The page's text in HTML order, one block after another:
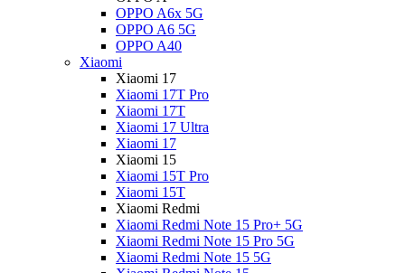
OPPO A6x 5G
OPPO A6 5G
OPPO A40
Xiaomi
Xiaomi 17
Xiaomi 17T Pro
Xiaomi 17T
Xiaomi 17 Ultra
Xiaomi 17
Xiaomi 15
Xiaomi 15T Pro
Xiaomi 15T
Xiaomi Redmi
Xiaomi Redmi Note 15 Pro+ 5G
Xiaomi Redmi Note 15 Pro 5G
Xiaomi Redmi Note 15 5G